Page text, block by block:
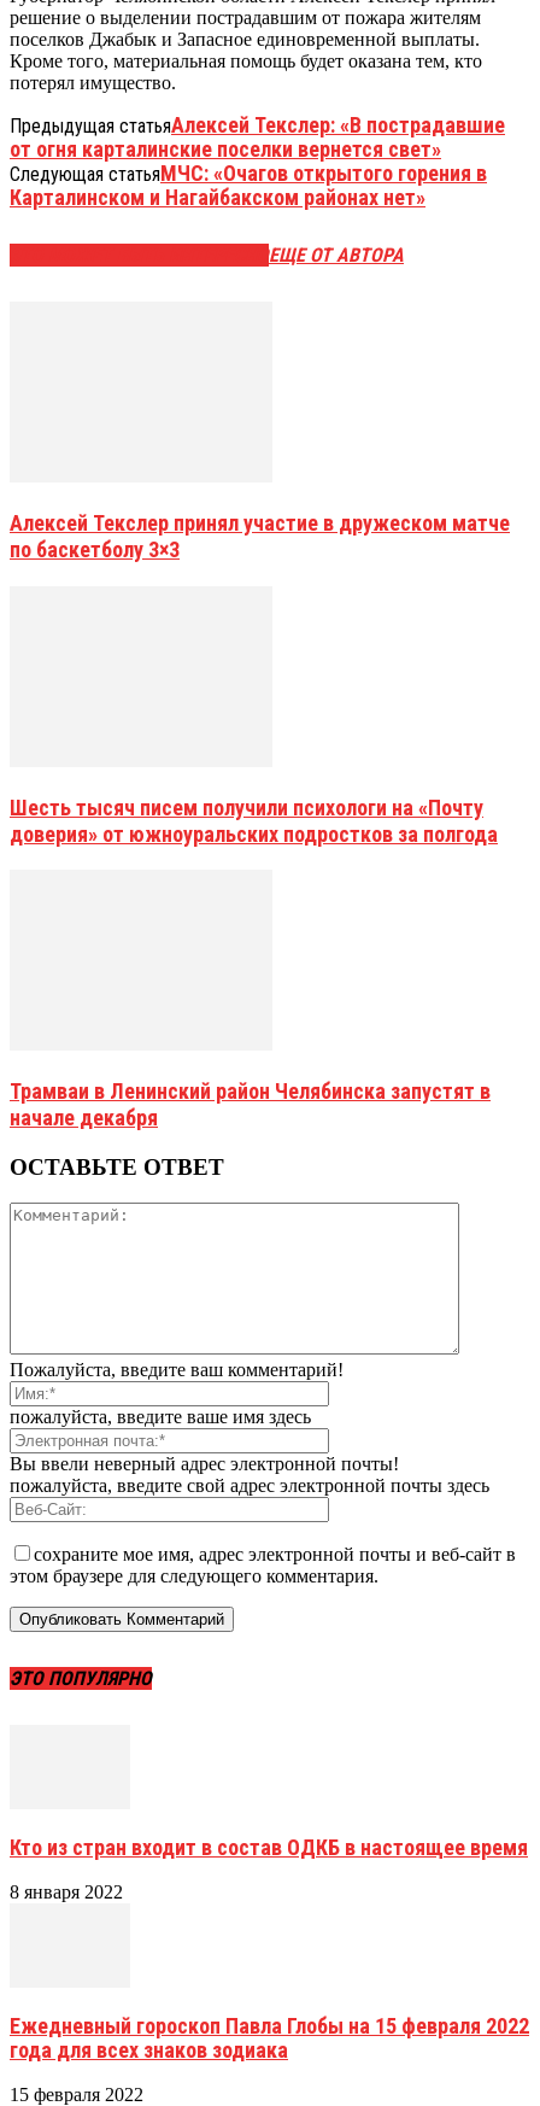
решение о выделении пострадавшим от пожара жителям
поселков Джабык и Запасное единовременной выплаты.
Кроме того, материальная помощь будет оказана тем, кто
потерял имущество.
Предыдущая статьяАлексей Текслер: «В пострадавшие
от огня карталинские поселки вернется свет»
Следующая статьяМЧС: «Очагов открытого горения в
Карталинском и Нагайбакском районах нет»
ЕЩЕ ОТ АВТОРА
Алексей Текслер принял участие в дружеском матче
по баскетболу 3×3
Шесть тысяч писем получили психологи на «Почту
доверия» от южноуральских подростков за полгода
Трамваи в Ленинский район Челябинска запустят в
начале декабря
ОСТАВЬТЕ ОТВЕТ
Пожалуйста, введите ваш комментарий!
пожалуйста, введите ваше имя здесь
Вы ввели неверный адрес электронной почты!
пожалуйста, введите свой адрес электронной почты здесь
сохраните мое имя, адрес электронной почты и веб-сайт в
этом браузере для следующего комментария.
ЭТО ПОПУЛЯРНО
Кто из стран входит в состав ОДКБ в настоящее время
8 января 2022
Ежедневный гороскоп Павла Глобы на 15 февраля 2022
года для всех знаков зодиака
15 февраля 2022